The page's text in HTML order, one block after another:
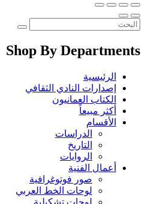
Shop By Departments
الرئيسية
إصدارات النادي الثقافي
الكتاب العمانيون
أكثر مبيعاً
الأقسام
الدراسات
التاريخ
الروايات
أعمال الفنية
صور فوتوغرافية
لوحات الخط العربي
لوحات تشكيلية